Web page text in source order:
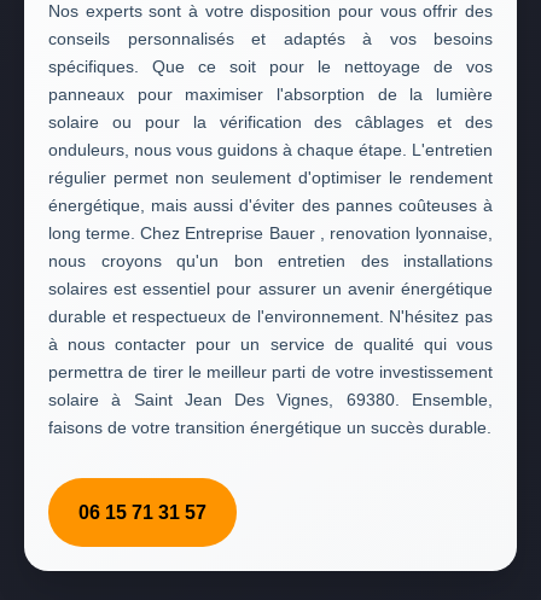
Nos experts sont à votre disposition pour vous offrir des
conseils personnalisés et adaptés à vos besoins
spécifiques. Que ce soit pour le nettoyage de vos
panneaux pour maximiser l'absorption de la lumière
solaire ou pour la vérification des câblages et des
onduleurs, nous vous guidons à chaque étape. L'entretien
régulier permet non seulement d'optimiser le rendement
énergétique, mais aussi d'éviter des pannes coûteuses à
long terme. Chez Entreprise Bauer , renovation lyonnaise,
nous croyons qu'un bon entretien des installations
solaires est essentiel pour assurer un avenir énergétique
durable et respectueux de l'environnement. N'hésitez pas
à nous contacter pour un service de qualité qui vous
permettra de tirer le meilleur parti de votre investissement
solaire à Saint Jean Des Vignes, 69380. Ensemble,
faisons de votre transition énergétique un succès durable.
06 15 71 31 57